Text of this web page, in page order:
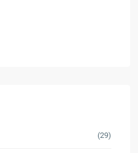
(29)